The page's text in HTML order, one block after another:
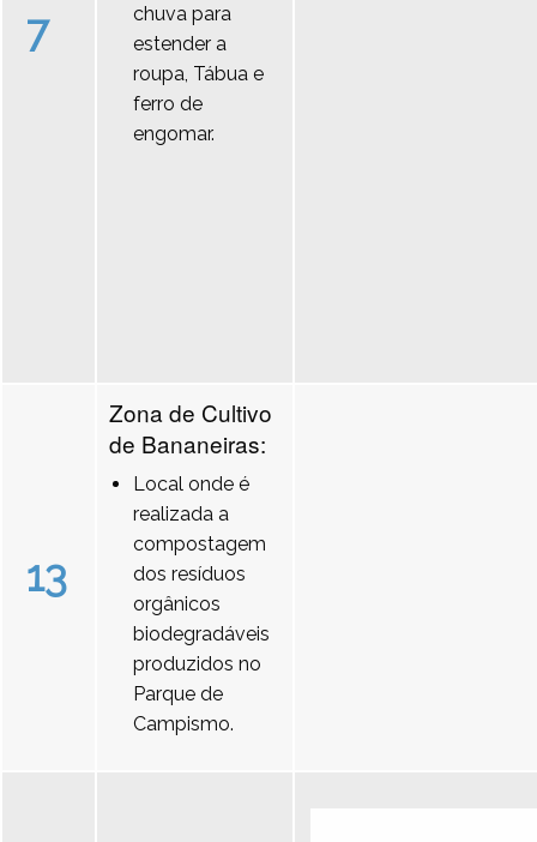
7
chuva para
estender a
roupa, Tábua e
ferro de
engomar.
13
Zona de Cultivo
de Bananeiras:
Local onde é
realizada a
compostagem
dos resíduos
orgânicos
biodegradáveis
produzidos no
Parque de
Campismo.